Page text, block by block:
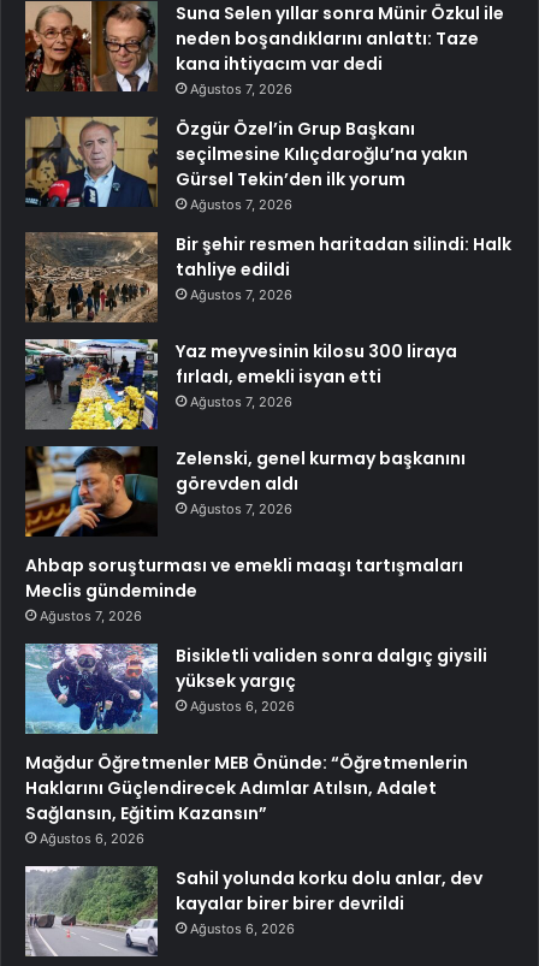
Suna Selen yıllar sonra Münir Özkul ile
neden boşandıklarını anlattı: Taze
kana ihtiyacım var dedi
Ağustos 7, 2026
Özgür Özel’in Grup Başkanı
seçilmesine Kılıçdaroğlu’na yakın
Gürsel Tekin’den ilk yorum
Ağustos 7, 2026
Bir şehir resmen haritadan silindi: Halk
tahliye edildi
Ağustos 7, 2026
Yaz meyvesinin kilosu 300 liraya
fırladı, emekli isyan etti
Ağustos 7, 2026
Zelenski, genel kurmay başkanını
görevden aldı
Ağustos 7, 2026
Ahbap soruşturması ve emekli maaşı tartışmaları
Meclis gündeminde
Ağustos 7, 2026
Bisikletli validen sonra dalgıç giysili
yüksek yargıç
Ağustos 6, 2026
Mağdur Öğretmenler MEB Önünde: “Öğretmenlerin
Haklarını Güçlendirecek Adımlar Atılsın, Adalet
Sağlansın, Eğitim Kazansın”
Ağustos 6, 2026
Sahil yolunda korku dolu anlar, dev
kayalar birer birer devrildi
Ağustos 6, 2026